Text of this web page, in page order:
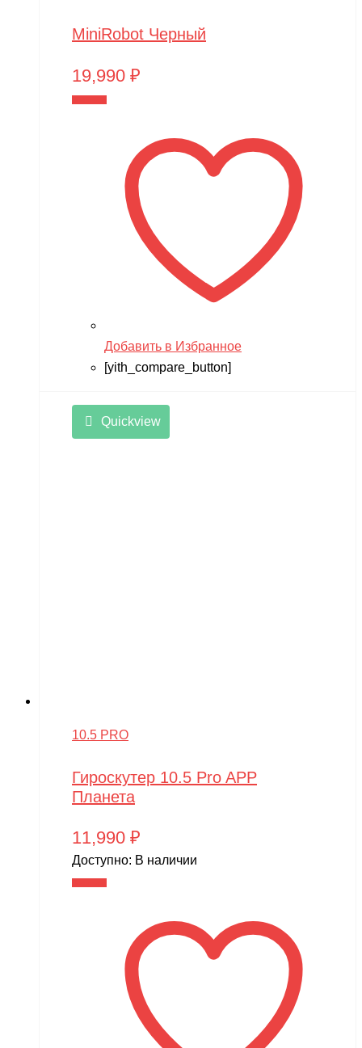
MiniRobot Черный
19,990 ₽
Добавить в Избранное
[yith_compare_button]
Quickview
10.5 PRO
Гироскутер 10.5 Pro APP
Планета
11,990 ₽
Доступно: В наличии